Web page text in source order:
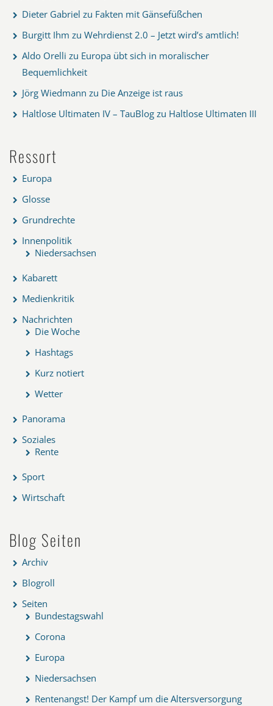
Dieter Gabriel zu Fakten mit Gänsefüßchen
Burgitt Ihm zu Wehrdienst 2.0 – Jetzt wird’s amtlich!
Aldo Orelli zu Europa übt sich in moralischer
Bequemlichkeit
Jörg Wiedmann zu Die Anzeige ist raus
Haltlose Ultimaten IV – TauBlog zu Haltlose Ultimaten III
Ressort
Europa
Glosse
Grundrechte
Innenpolitik
Niedersachsen
Kabarett
Medienkritik
Nachrichten
Die Woche
Hashtags
Kurz notiert
Wetter
Panorama
Soziales
Rente
Sport
Wirtschaft
Blog Seiten
Archiv
Blogroll
Seiten
Bundestagswahl
Corona
Europa
Niedersachsen
Rentenangst! Der Kampf um die Altersversorgung